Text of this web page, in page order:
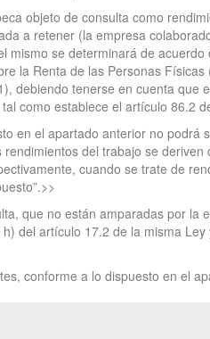
objeto de consulta como
a retener (la empresa
mismo se determinará de
la Renta de las Personas
debiendo tenerse en cuenta
como establece el artículo 86.2
en el apartado anterior no
del trabajo se
cuando se trate de
que no están amparadas por
del artículo 17.2 de la misma
conforme a lo dispuesto en el